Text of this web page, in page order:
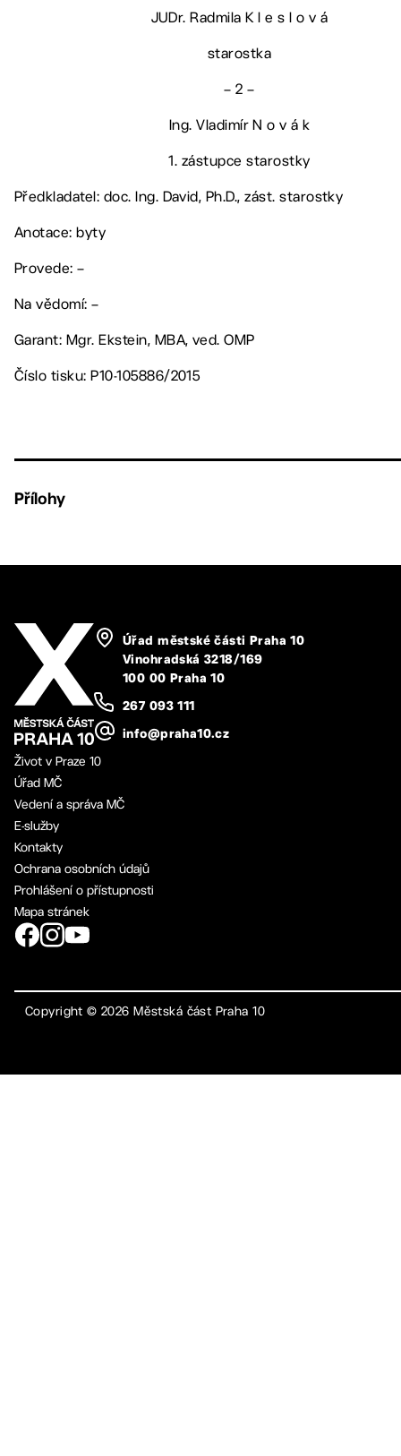
JUDr. Radmila K l e s l o v á
starostka
– 2 –
Ing. Vladimír N o v á k
1. zástupce starostky
Předkladatel: doc. Ing. David, Ph.D., zást. starostky
Anotace: byty
Provede: –
Na vědomí: –
Garant: Mgr. Ekstein, MBA, ved. OMP
Číslo tisku: P10-105886/2015
Přílohy
Úřad městské části Praha 10
Vinohradská 3218/169
100 00 Praha 10
267 093 111
info@praha10.cz
Život v Praze 10
Úřad MČ
Vedení a správa MČ
E-služby
Kontakty
Ochrana osobních údajů
Prohlášení o přístupnosti
Mapa stránek
Copyright ©2026 Městská část Praha 10